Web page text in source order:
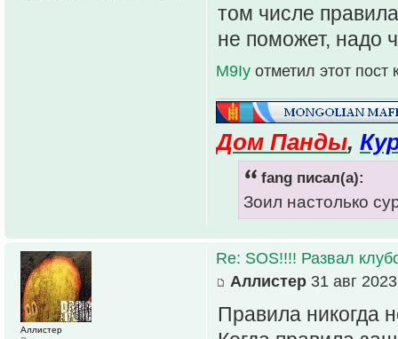
том числе
не поможет, надо
M9Iy отметил этот
Дом Панды,
fang писал(а):
Зоил настолько
Re: SOS!!!! Развал
Аллистер 31 авг
Правила никогда
Аллистер